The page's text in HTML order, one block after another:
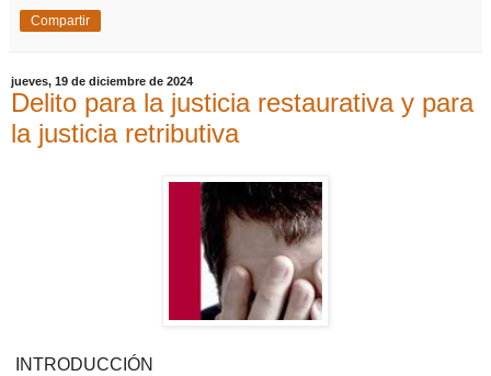
Compartir
jueves, 19 de diciembre de 2024
Delito para la justicia restaurativa y para
la justicia retributiva
INTRODUCCIÓN